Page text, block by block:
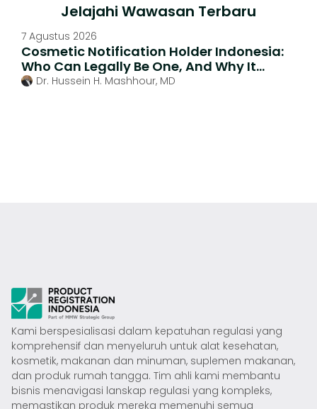
Jelajahi Wawasan Terbaru
7 Agustus 2026
Cosmetic Notification Holder Indonesia:
Who Can Legally Be One, And Why It
Matters
Dr. Hussein H. Mashhour, MD
Kami berspesialisasi dalam kepatuhan regulasi yang
komprehensif dan menyeluruh untuk alat kesehatan,
kosmetik, makanan dan minuman, suplemen makanan,
dan produk rumah tangga. Tim ahli kami membantu
bisnis menavigasi lanskap regulasi yang kompleks,
memastikan produk mereka memenuhi semua